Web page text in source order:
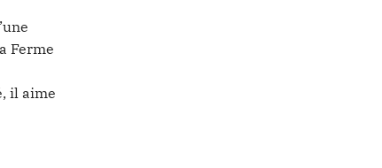
Ferme
il aime